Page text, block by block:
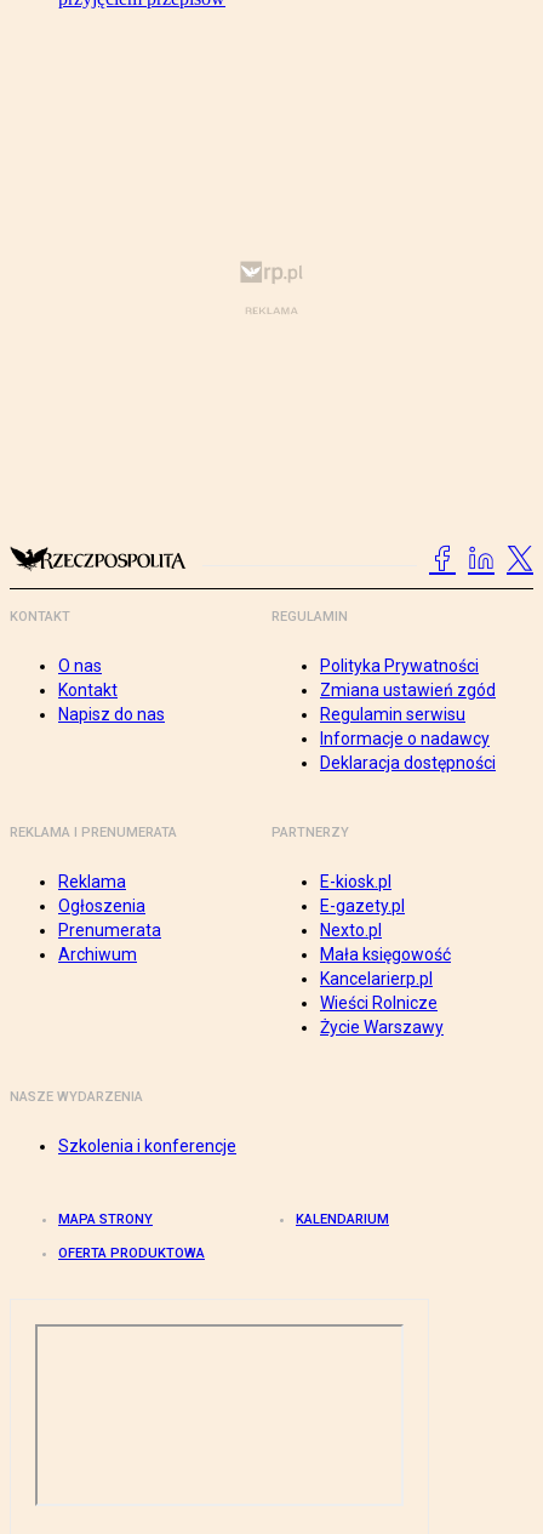
KONTAKT
O nas
Kontakt
Napisz do nas
REGULAMIN
Polityka Prywatności
Zmiana ustawień zgód
Regulamin serwisu
Informacje o nadawcy
Deklaracja dostępności
REKLAMA I PRENUMERATA
Reklama
Ogłoszenia
Prenumerata
Archiwum
PARTNERZY
E-kiosk.pl
E-gazety.pl
Nexto.pl
Mała księgowość
Kancelarierp.pl
Wieści Rolnicze
Życie Warszawy
NASZE WYDARZENIA
Szkolenia i konferencje
MAPA STRONY KALENDARIUM
OFERTA PRODUKTOWA